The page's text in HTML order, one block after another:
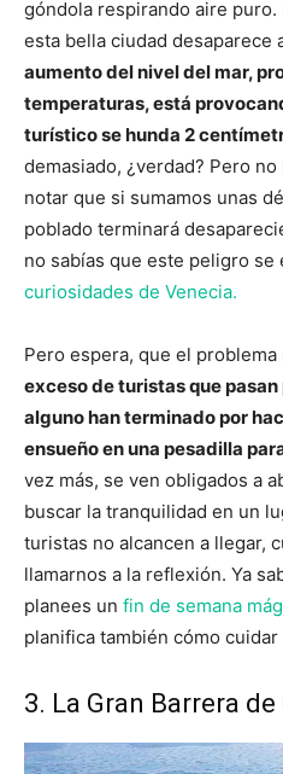
góndola respirando aire
esta bella ciudad desaparece
aumento del nivel del mar,
temperaturas, está
turístico se hunda 2
demasiado, ¿verdad? Pero
notar que si sumamos unas
poblado terminará
no sabías que este peligro se
curiosidades de Venecia.
Pero espera, que el problema
exceso de turistas que
alguno han terminado por
ensueño en una pesadilla
vez más, se ven obligados a
buscar la tranquilidad en un
turistas no alcancen a llegar,
llamarnos a la reflexión. Ya
planees un fin de semana
planifica también cómo
3. La Gran Barrera de